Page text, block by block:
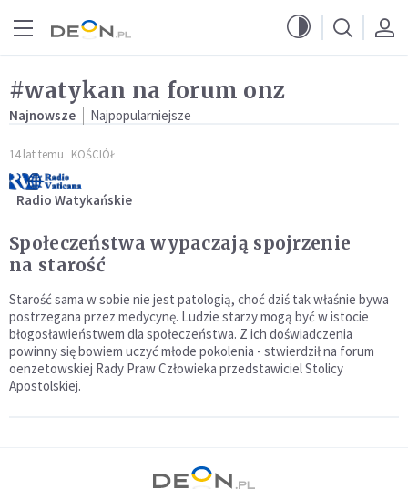
#watykan na forum onz
Najnowsze Najpopularniejsze
14 lat temu KOŚCIÓŁ
Radio Watykańskie
Społeczeństwa wypaczają spojrzenie
na starość
Starość sama w sobie nie jest patologią, choć dziś tak właśnie bywa
postrzegana przez medycynę. Ludzie starzy mogą być w istocie
błogosławieństwem dla społeczeństwa. Z ich doświadczenia
powinny się bowiem uczyć młode pokolenia - stwierdził na forum
oenzetowskiej Rady Praw Człowieka przedstawiciel Stolicy
Apostolskiej.